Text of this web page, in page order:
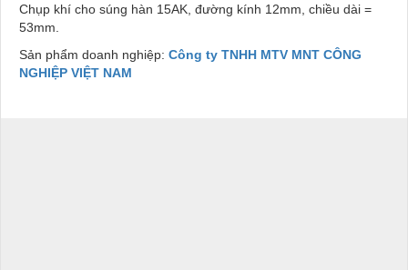
Chụp khí cho súng hàn 15AK, đường kính 12mm, chiều dài =
53mm.
Sản phẩm doanh nghiệp: Công ty TNHH MTV MNT CÔNG
NGHIỆP VIỆT NAM